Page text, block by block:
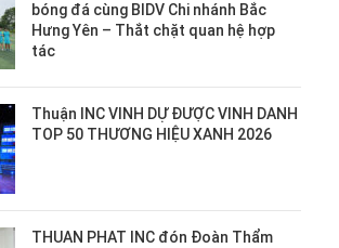
bóng đá cùng BIDV Chi nhánh Bắc
Hưng Yên – Thắt chặt quan hệ hợp
tác
Thuận INC VINH DỰ ĐƯỢC VINH DANH
TOP 50 THƯƠNG HIỆU XANH 2026
THUAN PHAT INC đón Đoàn Thẩm